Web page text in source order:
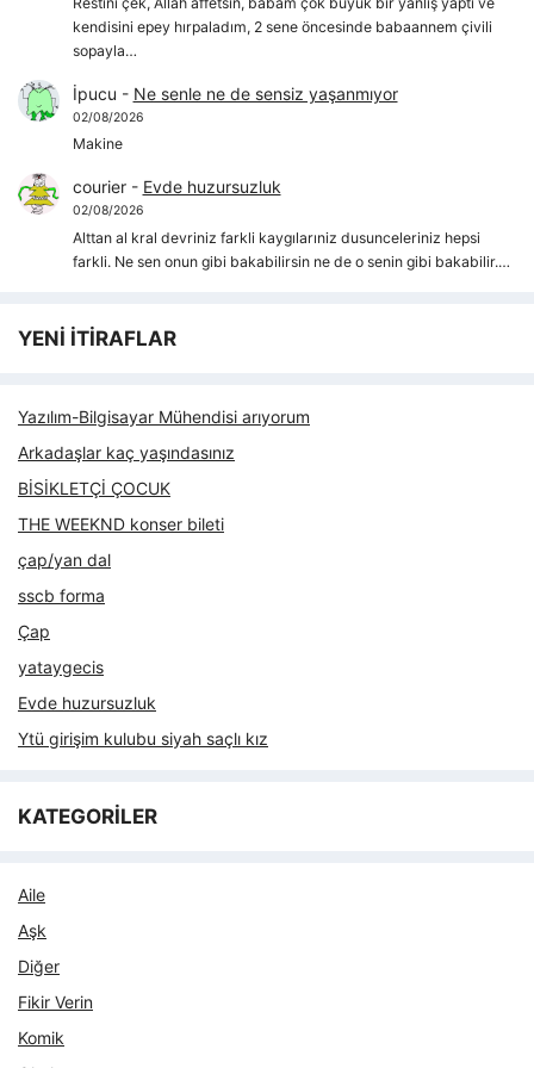
kendisini epey hırpaladım, 2 sene öncesinde babaannem çivili
sopayla…
İpucu - Ne senle ne de sensiz yaşanmıyor
02/08/2026
Makine
courier- Evde huzursuzluk
02/08/2026
Alttan al kral devriniz farkli kaygılarıniz dusunceleriniz hepsi
farkli. Ne sen onun gibi bakabilirsin ne de o senin gibi bakabilir.…
YENİ İTİRAFLAR
Yazılım-Bilgisayar Mühendisi arıyorum
Arkadaşlar kaç yaşındasınız
BİSİKLETÇİ ÇOCUK
THE WEEKND konser bileti
çap/yan dal
sscb forma
Çap
yataygecis
Evde huzursuzluk
Ytü girişim kulubu siyah saçlı kız
KATEGORİLER
Aile
Aşk
Diğer
Fikir Verin
Komik